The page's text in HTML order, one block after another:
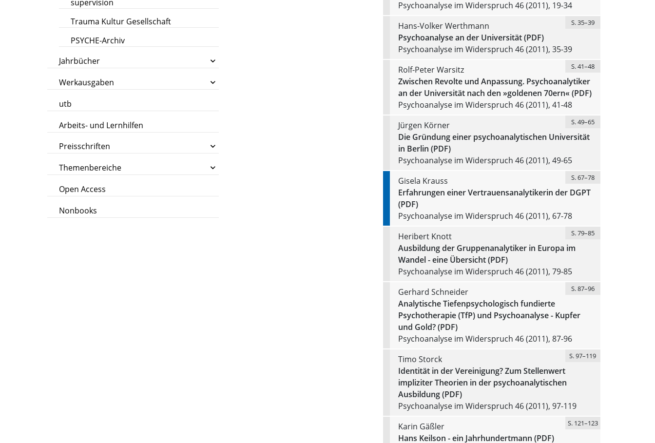
supervision
Trauma Kultur Gesellschaft
PSYCHE-Archiv
Jahrbücher
Werkausgaben
utb
Arbeits- und Lernhilfen
Preisschriften
Themenbereiche
Open Access
Nonbooks
Psychoanalyse im Widerspruch 46 (2011), 19-34
Hans-Volker Werthmann
S. 35–39
Psychoanalyse an der Universität (PDF)
Psychoanalyse im Widerspruch 46 (2011), 35-39
Rolf-Peter Warsitz
S. 41–48
Zwischen Revolte und Anpassung. Psychoanalytiker
an der Universität nach den »goldenen 70ern« (PDF)
Psychoanalyse im Widerspruch 46 (2011), 41-48
Jürgen Körner
S. 49–65
Die Gründung einer psychoanalytischen Universität
in Berlin (PDF)
Psychoanalyse im Widerspruch 46 (2011), 49-65
Gisela Krauss
S. 67–78
Erfahrungen einer Vertrauensanalytikerin der DGPT
(PDF)
Psychoanalyse im Widerspruch 46 (2011), 67-78
Heribert Knott
S. 79–85
Ausbildung der Gruppenanalytiker in Europa im
Wandel - eine Übersicht (PDF)
Psychoanalyse im Widerspruch 46 (2011), 79-85
Gerhard Schneider
S. 87–96
Analytische Tiefenpsychologisch fundierte
Psychotherapie (TfP) und Psychoanalyse - Kupfer
und Gold? (PDF)
Psychoanalyse im Widerspruch 46 (2011), 87-96
Timo Storck
S. 97–119
Identität in der Vereinigung? Zum Stellenwert
impliziter Theorien in der psychoanalytischen
Ausbildung (PDF)
Psychoanalyse im Widerspruch 46 (2011), 97-119
Karin Gäßler
S. 121–123
Hans Keilson - ein Jahrhundertmann (PDF)